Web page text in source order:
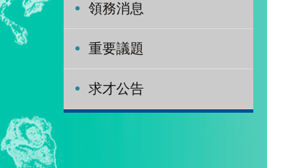
領務消息
重要議題
求才公告